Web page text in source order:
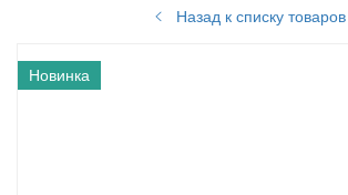
Назад к списку товаров